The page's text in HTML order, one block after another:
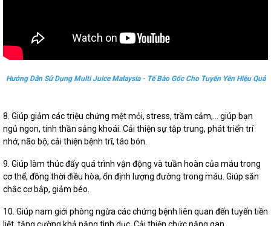
Hướng Dẫn Sử Dụng Multi Juice Malaysia - Tế Bào Gốc Cho Tuyến Yên Hiệu Quả
8. Giúp giảm các triệu chứng mệt mỏi, stress, trầm cảm,… giúp bạn
ngủ ngon, tinh thần sảng khoái. Cải thiện sự tập trung, phát triển trí
nhớ, não bộ, cải thiện bệnh trĩ, táo bón.
9. Giúp làm thúc đẩy quá trình vận động và tuần hoàn của máu trong
cơ thể, đồng thời điều hòa, ổn định lượng đường trong máu. Giúp săn
chắc cơ bắp, giảm béo.
10. Giúp nam giới phòng ngừa các chứng bệnh liên quan đến tuyến tiền